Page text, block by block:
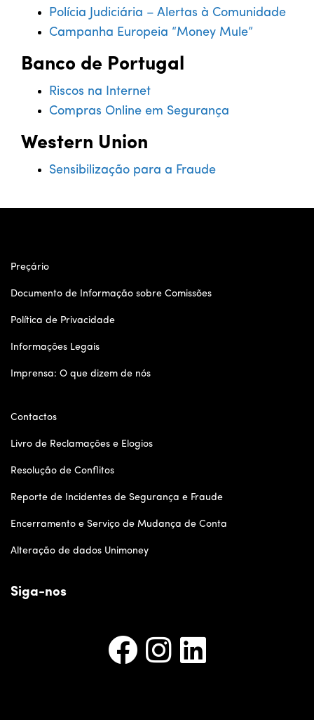
Polícia Judiciária – Alertas à Comunidade
Campanha Europeia “Money Mule”
Banco de Portugal
Riscos na Internet
Compras Online em Segurança
Western Union
Sensibilização para a Fraude
Preçário
Documento de Informação sobre Comissões
Política de Privacidade
Informações Legais
Imprensa: O que dizem de nós
Contactos
Livro de Reclamações e Elogios
Resolução de Conflitos
Reporte de Incidentes de Segurança e Fraude
Encerramento e Serviço de Mudança de Conta
Alteração de dados Unimoney
Siga-nos